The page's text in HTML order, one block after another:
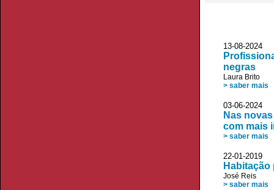
13-08-2024
negras
Laura Brito
> saber mais
03-06-2024
Nas
com mais
> saber mais
22-01-
José Reis
> saber mais